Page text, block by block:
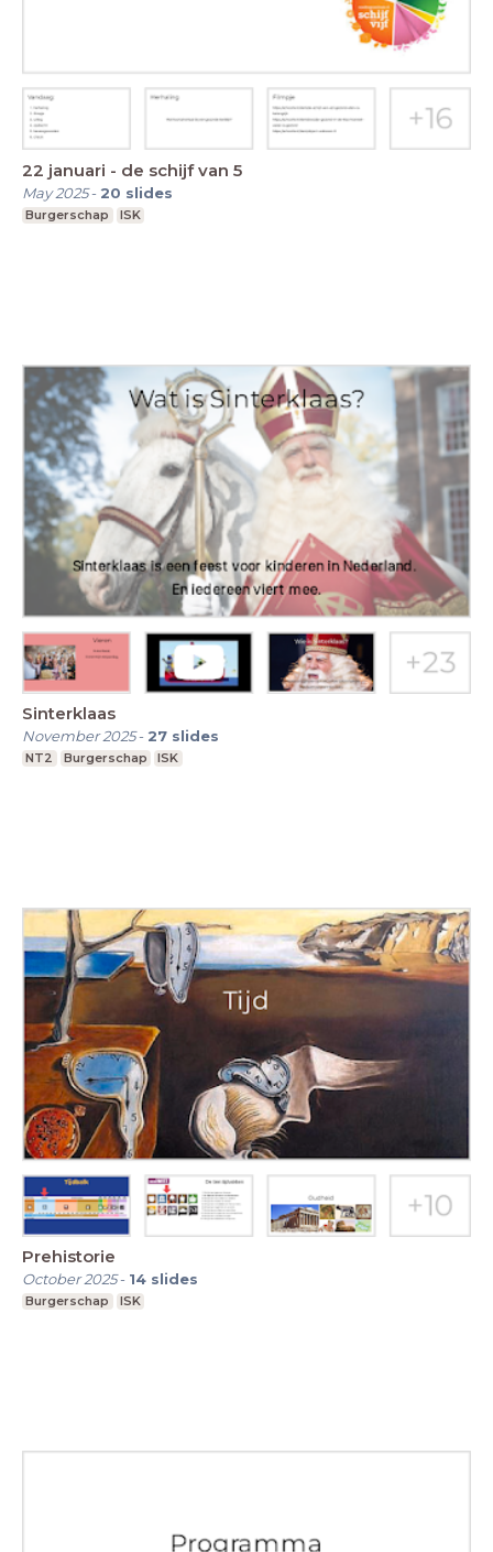
22 januari - de schijf van 5
May 2025- 20 slides
Burgerschap ISK
Sinterklaas
November 2025- 27 slides
NT2 Burgerschap ISK
Prehistorie
October 2025- 14 slides
Burgerschap ISK